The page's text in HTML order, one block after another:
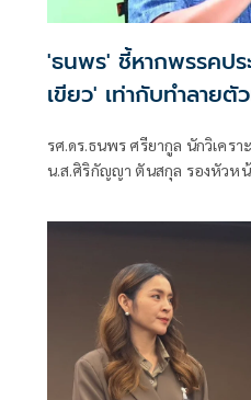
'ธนพร' ชี้หากพรรคป
เขียว' เท่ากับทำลาย
รศ.ดร.ธนพร ศรียากูล นักวิเครา
น.ส.ศิริกัญญา ตันสกุล รองหัวห
พรรคภูมิใจไทย ก็จำเป็นต้องพู